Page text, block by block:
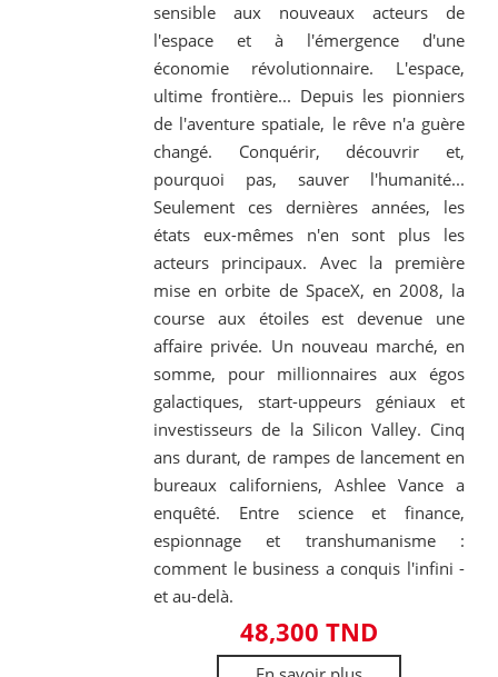
sensible aux nouveaux acteurs de
l'espace et à l'émergence d'une
économie révolutionnaire. L'espace,
ultime frontière... Depuis les pionniers
de l'aventure spatiale, le rêve n'a guère
changé. Conquérir, découvrir et,
pourquoi pas, sauver l'humanité...
Seulement ces dernières années, les
états eux-mêmes n'en sont plus les
acteurs principaux. Avec la première
mise en orbite de SpaceX, en 2008, la
course aux étoiles est devenue une
affaire privée. Un nouveau marché, en
somme, pour millionnaires aux égos
galactiques, start-uppeurs géniaux et
investisseurs de la Silicon Valley. Cinq
ans durant, de rampes de lancement en
bureaux californiens, Ashlee Vance a
enquêté. Entre science et finance,
espionnage et transhumanisme :
comment le business a conquis l'infini -
et au-delà.
48,300 TND